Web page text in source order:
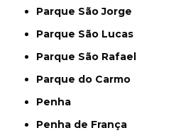
Parque São Jorge
Parque São Lucas
Parque São Rafael
Parque do Carmo
Penha
Penha de França